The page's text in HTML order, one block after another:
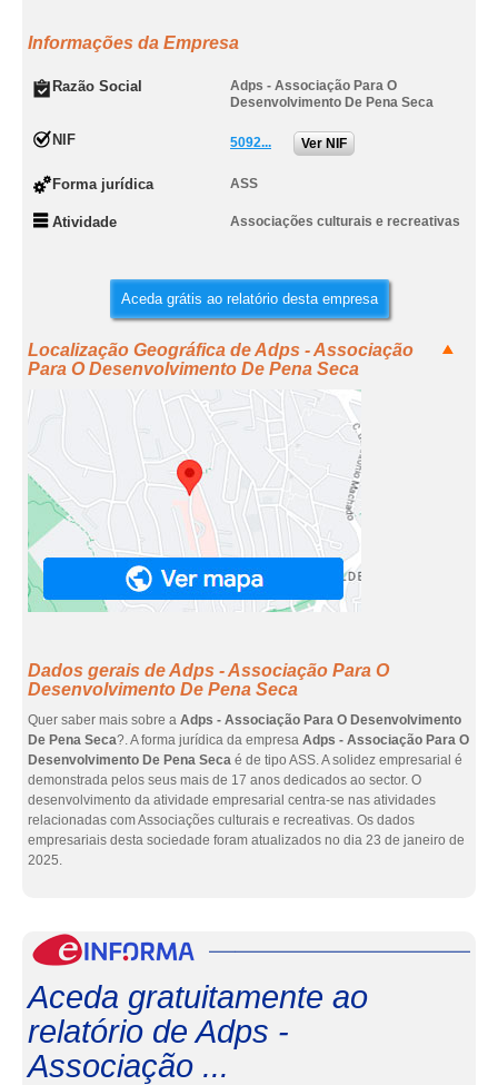
Informações da Empresa
Razão Social
Adps - Associação Para O
Desenvolvimento De Pena Seca
NIF 5092... Ver NIF
Forma jurídica ASS
Atividade Associações culturais e recreativas
Aceda grátis ao relatório desta empresa
Localização Geográfica de Adps - Associação
Para O Desenvolvimento De Pena Seca
Dados gerais de Adps - Associação Para O
Desenvolvimento De Pena Seca
Quer saber mais sobre a Adps - Associação Para O Desenvolvimento
De Pena Seca?. A forma jurídica da empresa Adps - Associação Para O
Desenvolvimento De Pena Seca é de tipo ASS. A solidez empresarial é
demonstrada pelos seus mais de 17 anos dedicados ao sector. O
desenvolvimento da atividade empresarial centra-se nas atividades
relacionadas com Associações culturais e recreativas. Os dados
empresariais desta sociedade foram atualizados no dia 23 de janeiro de
2025.
Aceda gratuitamente ao
relatório de Adps -
Associação ...